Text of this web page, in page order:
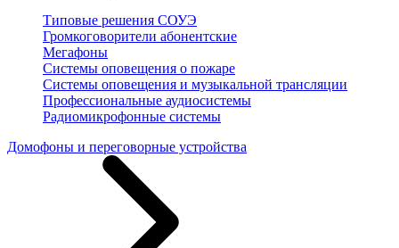
Типовые решения СОУЭ
Громкоговорители абонентские
Мегафоны
Системы оповещения о пожаре
Системы оповещения и музыкальной трансляции
Профессиональные аудиосистемы
Радиомикрофонные системы
Домофоны и переговорные устройства